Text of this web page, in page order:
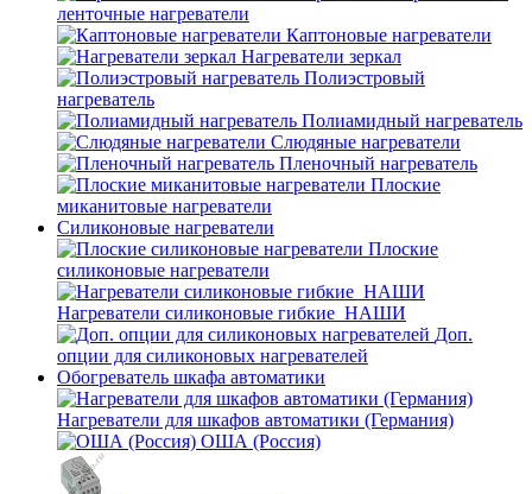
ленточные нагреватели
Каптоновые нагреватели
Нагреватели зеркал
Полиэстровый
нагреватель
Полиамидный нагреватель
Слюдяные нагреватели
Пленочный нагреватель
Плоские
миканитовые нагреватели
Силиконовые нагреватели
Плоские
силиконовые нагреватели
Нагреватели силиконовые гибкие_НАШИ
Доп.
опции для силиконовых нагревателей
Обогреватель шкафа автоматики
Нагреватели для шкафов автоматики (Германия)
ОША (Россия)